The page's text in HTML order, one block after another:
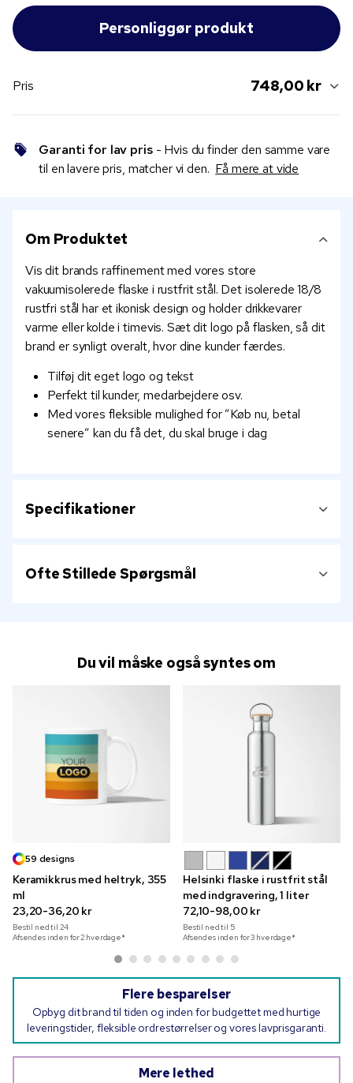
Pris 748,00 kr
Garanti for lav pris- Hvis du finder den samme vare
til en lavere pris, matcher vi den. Få mere at vide
Om Produktet
Vis dit brands raffinement med vores store
vakuumisolerede flaske i rustfrit stål. Det isolerede 18/8
rustfri stål har et ikonisk design og holder drikkevarer
varme eller kolde i timevis. Sæt dit logo på flasken, så dit
brand er synligt overalt, hvor dine kunder færdes.
Tilføj dit eget logo og tekst
Perfekt til kunder, medarbejdere osv.
Med vores fleksible mulighed for ”Køb nu, betal
senere” kan du få det, du skal bruge i dag
Specifikationer
Ofte Stillede Spørgsmål
Du vil måske også syntes om
59 designs
Keramikkrus med heltryk, 355
ml
23,20-36,20 kr
Bestil ned til 24
Afsendes inden for 2 hverdage*
Helsinki flaske i rustfrit stål
med indgravering, 1 liter
72,10-98,00 kr
Bestil ned til 5
Afsendes inden for 3 hverdage*
Flere besparelser
Opbyg dit brand til tiden og inden for budgettet med hurtige
leveringstider, fleksible ordrestørrelser og vores lavprisgaranti.
Mere lethed